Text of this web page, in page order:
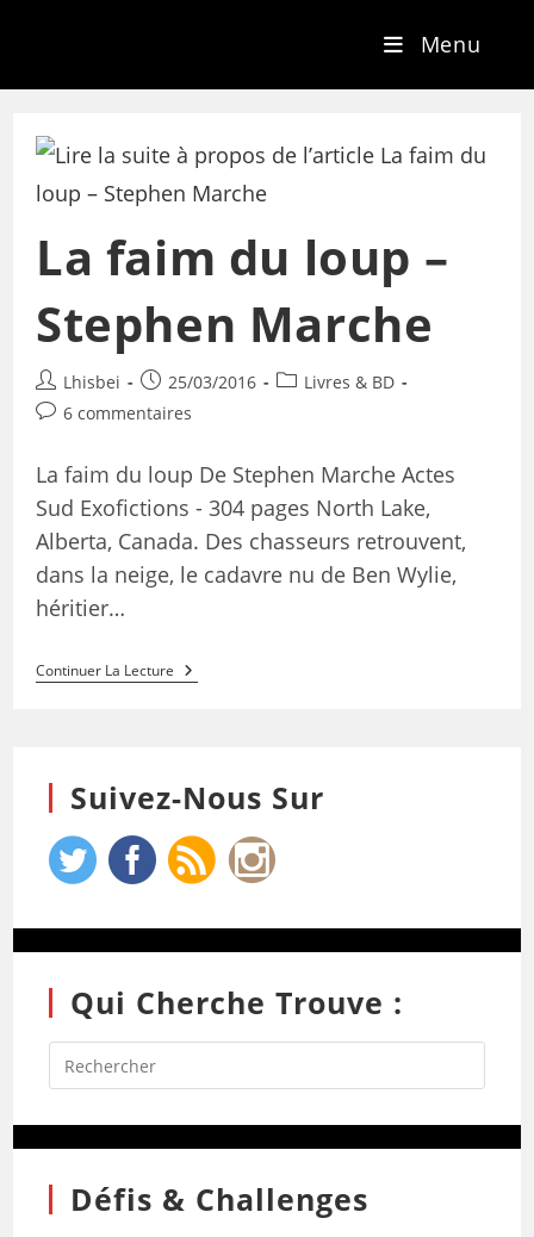
Menu
La faim du loup –
Stephen Marche
Lhisbei 25/03/2016
Livres & BD
6 commentaires
La faim du loup De Stephen Marche Actes
Sud Exofictions - 304 pages North Lake,
Alberta, Canada. Des chasseurs retrouvent,
dans la neige, le cadavre nu de Ben Wylie,
héritier…
Continuer La Lecture
Suivez-Nous Sur
Qui Cherche Trouve :
Défis & Challenges